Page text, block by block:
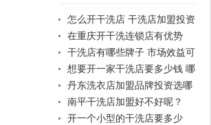
怎么开干洗店 干洗店加盟投资
大吗
在重庆开干洗连锁店有优势
吗？
干洗店有哪些牌子 市场效益可
观的干洗品牌推荐
想要开一家干洗店要多少钱 哪
个品牌好
丹东洗衣店加盟品牌投资选哪
个?
南平干洗店加盟好不好呢？
开一个小型的干洗店要多少